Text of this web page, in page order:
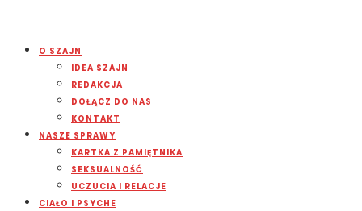
O SZAJN
IDEA SZAJN
REDAKCJA
DOŁĄCZ DO NAS
KONTAKT
NASZE SPRAWY
KARTKA Z PAMIĘTNIKA
SEKSUALNOŚĆ
UCZUCIA I RELACJE
CIAŁO I PSYCHE